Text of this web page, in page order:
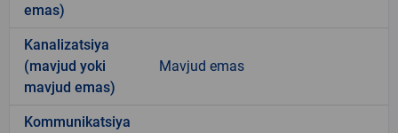
emas)
Kanalizatsiya
(mavjud yoki
mavjud emas)
Mavjud emas
Kommunikatsiya